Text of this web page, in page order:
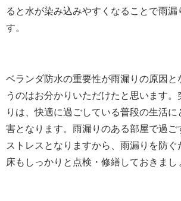
ると水が染み込みやすくなることで雨漏
す。
ベランダ防水の重要性が雨漏りの原因と
うのはお分かりいただけたと思います
りは、快適に過ごしている普段の生活
害となります。雨漏りのある部屋で過ご
ストレスとなりますから、雨漏りを防
床もしっかりと点検・修繕しておきまし